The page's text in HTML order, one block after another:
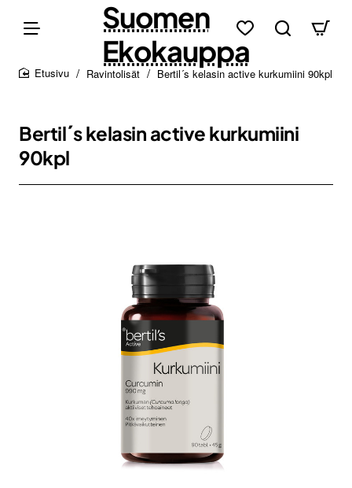
Suomen
Ekokauppa
Ravintolisät Bertil´s kelasin active kurkumiini 90kpl
Bertil´s kelasin active kurkumiini
90kpl